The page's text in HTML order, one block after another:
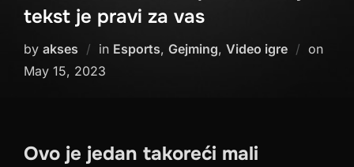
tekst je pravi za vas
by akses in Esports, Gejming, Video igre on
May 15, 2023
Ovo je jedan takoreći mali